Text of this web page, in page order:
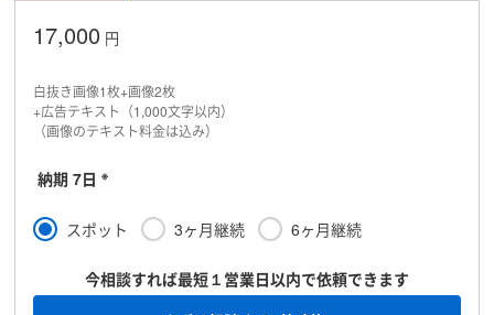
17,000 円
白抜き画像1枚+画像2枚
+広告テキスト（1,000文字以内）
（画像のテキスト料金は込み）
納期 7日 ※
スポット 3ヶ月継続 6ヶ月継続
今相談すれば最短１営業日以内で依頼できます